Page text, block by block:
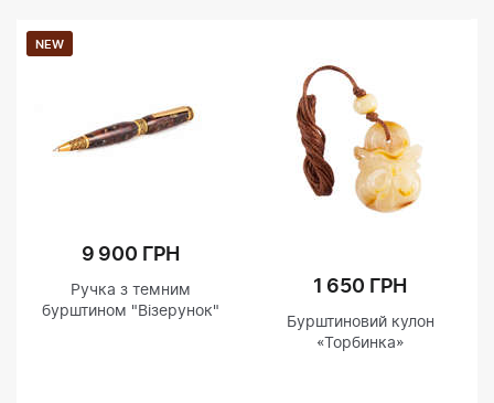
NEW
9 900 ГРН
Ручка з темним
бурштином "Візерунок"
1 650 ГРН
Бурштиновий кулон
«Торбинка»